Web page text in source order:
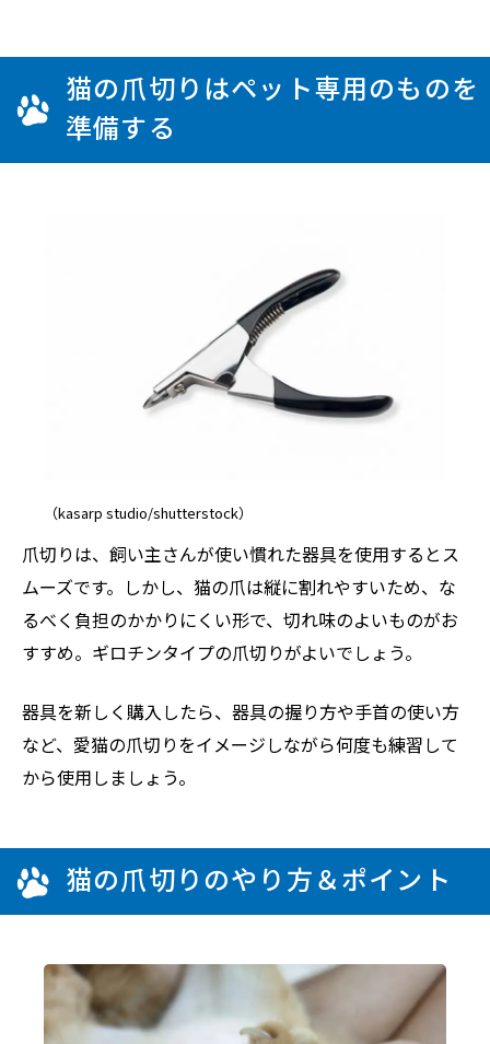
猫の爪切りはペット専用のものを
準備する
（kasarp studio/shutterstock）
爪切りは、飼い主さんが使い慣れた器具を使用するとス
ムーズです。しかし、猫の爪は縦に割れやすいため、な
るべく負担のかかりにくい形で、切れ味のよいものがお
すすめ。ギロチンタイプの爪切りがよいでしょう。
器具を新しく購入したら、器具の握り方や手首の使い方
など、愛猫の爪切りをイメージしながら何度も練習して
から使用しましょう。
猫の爪切りのやり方＆ポイント